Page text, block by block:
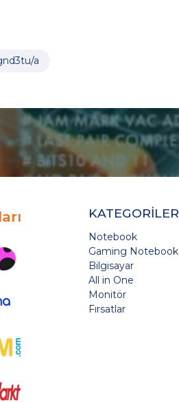
a
KATEGORİLER
Notebook
Gaming Notebook
Bilgisayar
All in One
Monitör
Fırsatlar